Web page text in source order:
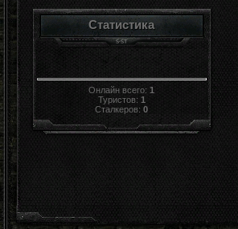
Статистика
Онлайн всего:1
Туристов: 1
Сталкеров:0